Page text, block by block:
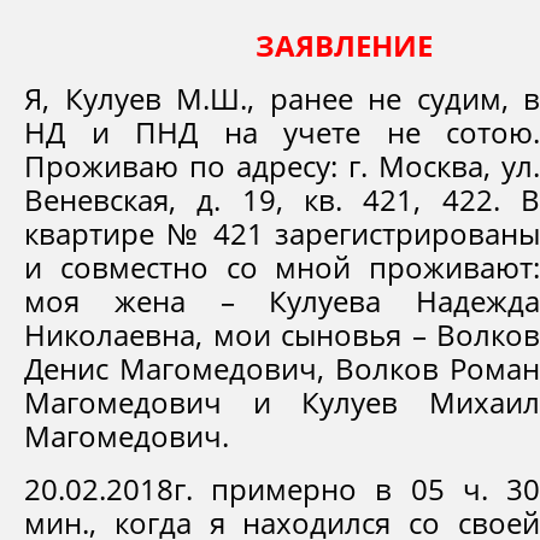
ЗАЯВЛЕНИЕ
Я, Кулуев М.Ш., ранее не судим, в
НД и ПНД на учете не сотою.
Проживаю по адресу: г. Москва, ул.
Веневская, д. 19, кв. 421, 422. В
квартире № 421 зарегистрированы
и совместно со мной проживают:
моя жена – Кулуева Надежда
Николаевна, мои сыновья – Волков
Денис Магомедович, Волков Роман
Магомедович и Кулуев Михаил
Магомедович.
20.02.2018г. примерно в 05 ч. 30
мин., когда я находился со своей